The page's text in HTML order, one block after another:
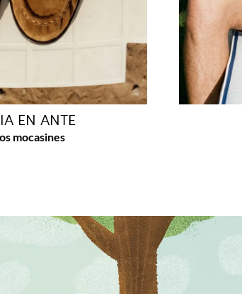
EN ANTE